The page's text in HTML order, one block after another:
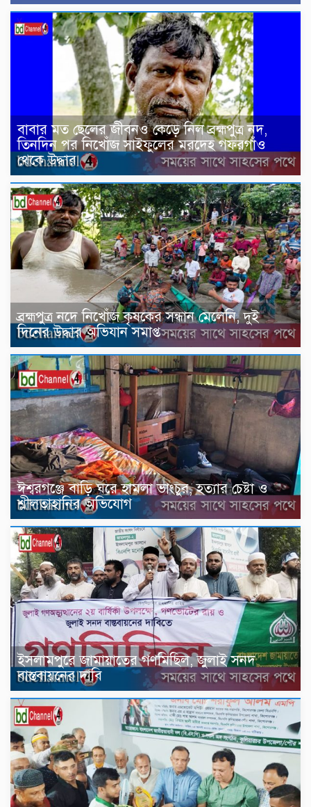
বাবার মত ছেলের জীবনও কেড়ে নিল ব্রহ্মপুত্র নদ,
তিনদিন পর নিখোঁজ সাইফুলের মরদেহ গফরগাঁও
থেকে উদ্ধার
ব্রহ্মপুত্র নদে নিখোঁজ কৃষকের সন্ধান মেলেনি, দুই
দিনের উদ্ধার অভিযান সমাপ্ত
ঈশ্বরগঞ্জে বাড়ি ঘরে হামলা ভাংচুর, হত্যার চেষ্টা ও
শ্লীলতাহানির অভিযোগ
ইসলামপুরে জামায়াতের গণমিছিল, জুলাই সনদ
বাস্তবায়নের দাবি